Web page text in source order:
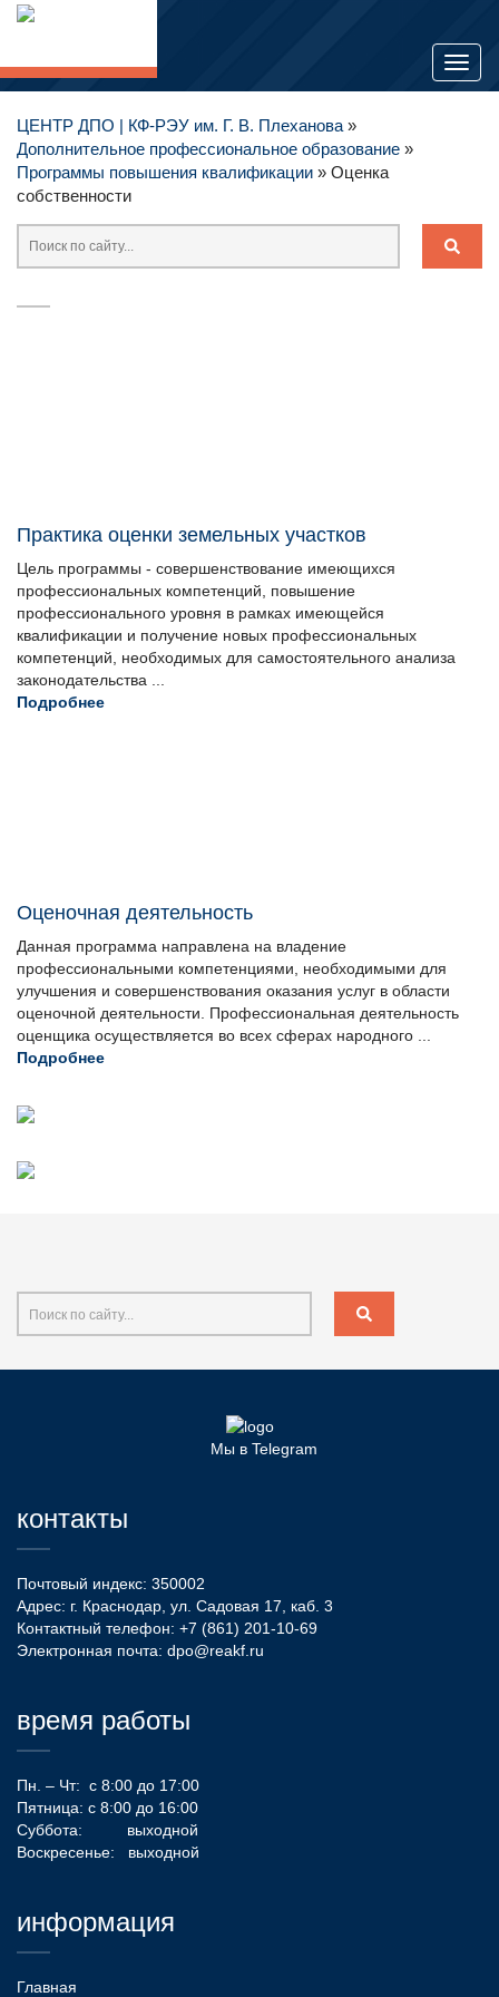
ЦЕНТР ДПО | КФ-РЭУ им. Г. В. Плеханова »
Дополнительное профессиональное образование »
Программы повышения квалификации » Оценка
собственности
Практика оценки земельных участков
Цель программы - совершенствование имеющихся
профессиональных компетенций, повышение
профессионального уровня в рамках имеющейся
квалификации и получение новых профессиональных
компетенций, необходимых для самостоятельного анализа
законодательства ...
Подробнее
Оценочная деятельность
Данная программа направлена на владение
профессиональными компетенциями, необходимыми для
улучшения и совершенствования оказания услуг в области
оценочной деятельности. Профессиональная деятельность
оценщика осуществляется во всех сферах народного ...
Подробнее
Мы в Telegram
контакты
Почтовый индекс: 350002
Адрес: г. Краснодар, ул. Садовая 17, каб. 3
Контактный телефон: +7 (861) 201-10-69
Электронная почта: dpo@reakf.ru
время работы
Пн. – Чт: с 8:00 до 17:00
Пятница: с 8:00 до 16:00
Суббота: выходной
Воскресенье: выходной
информация
Главная